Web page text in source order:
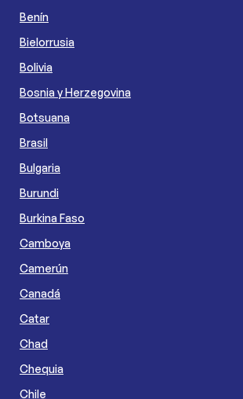
Benín
Bielorrusia
Bolivia
Bosnia y Herzegovina
Botsuana
Brasil
Bulgaria
Burundi
Burkina Faso
Camboya
Camerún
Canadá
Catar
Chad
Chequia
Chile